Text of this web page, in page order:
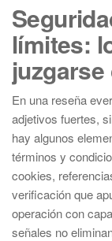
límites:
En una reseña
adjetivos fuertes,
hay algunos
términos y
cookies,
verificación que
operación con
señales no